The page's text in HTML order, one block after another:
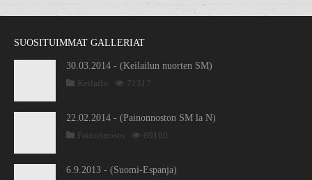
SUOSITUIMMAT GALLERIAT
30.03.2014 - (Keilailun nuorten SM)
Keilailu
71317
22.02.2014 - (Painonnoston SM la N)
Painonnosto
69180
6.9.2013 - (Suomi-Espanja)